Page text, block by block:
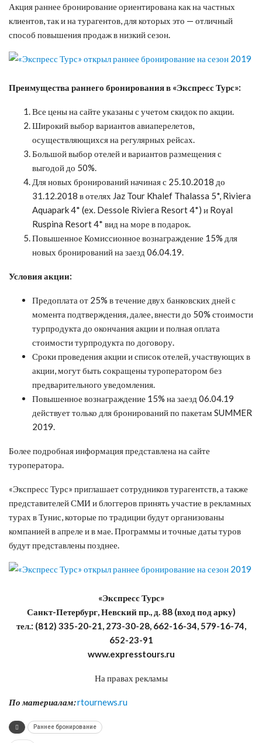
Акция раннее бронирование ориентирована как на частных
клиентов, так и на турагентов, для которых это — отличный
способ повышения продаж в низкий сезон.
Преимущества раннего бронирования в «Экспресс Турс»:
Все цены на сайте указаны с учетом скидок по акции.
Широкий выбор вариантов авиаперелетов,
осуществляющихся на регулярных рейсах.
Большой выбор отелей и вариантов размещения с
выгодой до 50%.
Для новых бронирований начиная с 25.10.2018 до
31.12.2018 в отелях Jaz Tour Khalef Thalassa 5*, Riviera
Aquapark 4* (ex. Dessole Riviera Resort 4*) и Royal
Ruspina Resort 4* вид на море в подарок.
Повышенное Комиссионное вознаграждение 15% для
новых бронирований на заезд 06.04.19.
Условия акции:
Предоплата от 25% в течение двух банковских дней с
момента подтверждения, далее, внести до 50% стоимости
турпродукта до окончания акции и полная оплата
стоимости турпродукта по договору.
Сроки проведения акции и список отелей, участвующих в
акции, могут быть сокращены туроператором без
предварительного уведомления.
Повышенное вознаграждение 15% на заезд 06.04.19
действует только для бронирований по пакетам SUMMER
2019.
Более подробная информация представлена на сайте
туроператора.
«Экспресс Турс» приглашает сотрудников турагентств, а также
представителей СМИ и блоггеров принять участие в рекламных
турах в Тунис, которые по традиции будут организованы
компанией в апреле и в мае. Программы и точные даты туров
будут представлены позднее.
«Экспресс Турс»
Санкт-Петербург, Невский пр., д. 88 (вход под арку)
тел.: (812) 335-20-21, 273-30-28, 662-16-34, 579-16-74,
652-23-91
www.expresstours.ru
На правах рекламы
По материалам:rtournews.ru
Раннее бронирование